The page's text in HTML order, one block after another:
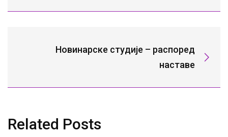
Новинарске студије – распоред
наставе
Related Posts